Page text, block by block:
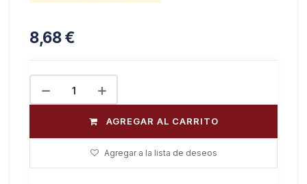
8,68€
AGREGAR AL CARRITO
Agregar a la lista de deseos